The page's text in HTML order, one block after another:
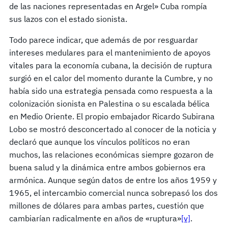
de las naciones representadas en Argel» Cuba rompía
sus lazos con el estado sionista.
Todo parece indicar, que además de por resguardar
intereses medulares para el mantenimiento de apoyos
vitales para la economía cubana, la decisión de ruptura
surgió en el calor del momento durante la Cumbre, y no
había sido una estrategia pensada como respuesta a la
colonización sionista en Palestina o su escalada bélica
en Medio Oriente. El propio embajador Ricardo Subirana
Lobo se mostró desconcertado al conocer de la noticia y
declaró que aunque los vínculos políticos no eran
muchos, las relaciones económicas siempre gozaron de
buena salud y la dinámica entre ambos gobiernos era
armónica. Aunque según datos de entre los años 1959 y
1965, el intercambio comercial nunca sobrepasó los dos
millones de dólares para ambas partes, cuestión que
cambiarían radicalmente en años de «ruptura»[v].